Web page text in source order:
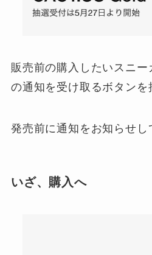
販売前の購入したいスニ
の通知を受け取るボタンを
発売前に通知をお知らせし
いざ、購入へ